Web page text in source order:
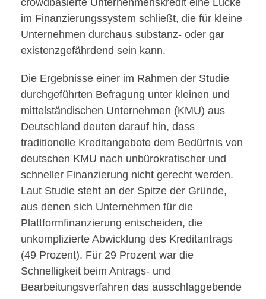
im Finanzierungssystem schließt, die für kleine
Unternehmen durchaus substanz- oder gar
existenzgefährdend sein kann.
Die Ergebnisse einer im Rahmen der Studie
durchgeführten Befragung unter kleinen und
mittelständischen Unternehmen (KMU) aus
Deutschland deuten darauf hin, dass
traditionelle Kreditangebote dem Bedürfnis von
deutschen KMU nach unbürokratischer und
schneller Finanzierung nicht gerecht werden.
Laut Studie steht an der Spitze der Gründe,
aus denen sich Unternehmen für die
Plattformfinanzierung entscheiden, die
unkomplizierte Abwicklung des Kreditantrags
(49 Prozent). Für 29 Prozent war die
Schnelligkeit beim Antrags- und
Bearbeitungsverfahren das ausschlaggebende